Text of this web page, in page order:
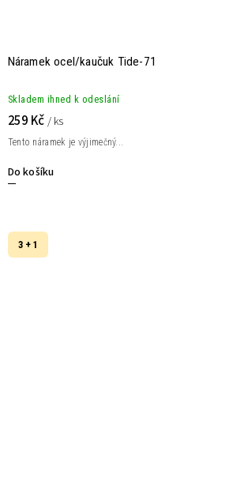
Náramek ocel/kaučuk Tide-71
Skladem ihned k odeslání
259 Kč/ ks
Do košíku
Tento náramek je výjimečný...
3 + 1